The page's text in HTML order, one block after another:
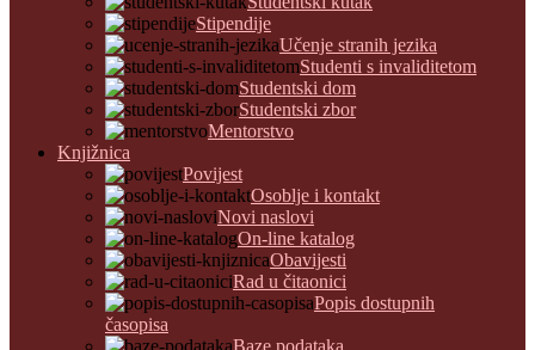
Stipendije
Učenje stranih jezika
Studenti s invaliditetom
Studentski dom
Studentski zbor
Mentorstvo
Knjižnica
Povijest
Osoblje i kontakt
Novi naslovi
On-line katalog
Obavijesti
Rad u čitaonici
Popis dostupnih
časopisa
Baze podataka